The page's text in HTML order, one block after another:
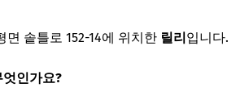
면 솥틀로 152-14에 위치한 릴리 입니다.
엇인가요?